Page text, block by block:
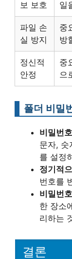
보 보호
일
파일 손
실 방지
중
방
정신적
안정
중
으
폴더 비밀
비밀번
문자, 숫
를 설정
정기적
번호를
비밀번
한 장소
리하는
결론